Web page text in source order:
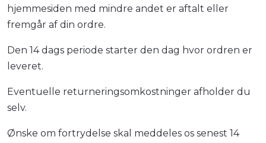
hjemmesiden med mindre andet er aftalt eller
fremgår af din ordre.
Den 14 dags periode starter den dag hvor ordren er
leveret.
Eventuelle returneringsomkostninger afholder du
selv.
Ønske om fortrydelse skal meddeles os senest 14